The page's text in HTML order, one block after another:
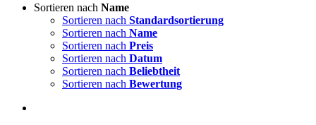
Sortieren nach Name
Sortieren nach Standardsortierung
Sortieren nach Name
Sortieren nach Preis
Sortieren nach Datum
Sortieren nach Beliebtheit
Sortieren nach Bewertung